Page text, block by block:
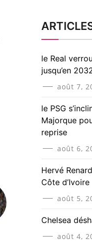
le Real
jusqu’en
août 7,
le PSG
Majorque
reprise
août 6,
Hervé
Côte d’Ivoire
août 5,
Chelsea
août 4,